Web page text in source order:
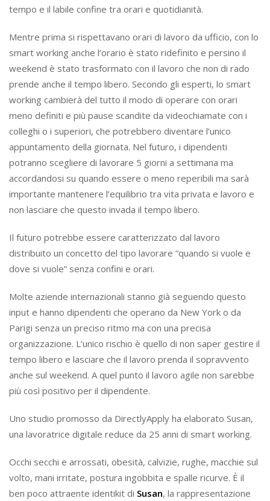
tempo e il labile confine tra orari e quotidianità.
Mentre prima si rispettavano orari di lavoro da ufficio, con lo
smart working anche l’orario è stato ridefinito e persino il
weekend è stato trasformato con il lavoro che non di rado
prende anche il tempo libero. Secondo gli esperti, lo smart
working cambierà del tutto il modo di operare con orari
meno definiti e più pause scandite da videochiamate con i
colleghi o i superiori, che potrebbero diventare l’unico
appuntamento della giornata. Nel futuro, i dipendenti
potranno scegliere di lavorare 5 giorni a settimana ma
accordandosi su quando essere o meno reperibili ma sarà
importante mantenere l’equilibrio tra vita privata e lavoro e
non lasciare che questo invada il tempo libero.
Il futuro potrebbe essere caratterizzato dal lavoro
distribuito un concetto del tipo lavorare “quando si vuole e
dove si vuole” senza confini e orari.
Molte aziende internazionali stanno già seguendo questo
input e hanno dipendenti che operano da New York o da
Parigi senza un preciso ritmo ma con una precisa
organizzazione. L’unico rischio è quello di non saper gestire il
tempo libero e lasciare che il lavoro prenda il sopravvento
anche sul weekend. A quel punto il lavoro agile non sarebbe
più così positivo per il dipendente.
Uno studio promosso da DirectlyApply ha elaborato Susan,
una lavoratrice digitale reduce da 25 anni di smart working.
Occhi secchi e arrossati, obesità, calvizie, rughe, macchie sul
volto, mani irritate, postura ingobbita e spalle ricurve. È il
ben poco attraente identikit di Susan, la rappresentazione